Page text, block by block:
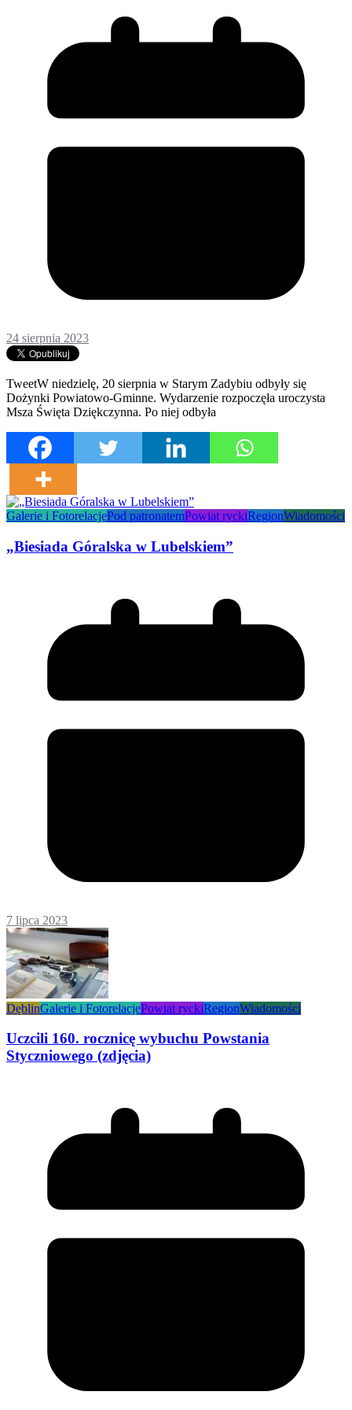
24 sierpnia 2023
TweetW niedzielę, 20 sierpnia w Starym Zadybiu odbyły się
Dożynki Powiatowo-Gminne. Wydarzenie rozpoczęła uroczysta
Msza Święta Dziękczynna. Po niej odbyła
Galerie i FotorelacjePod patronatemPowiat ryckiRegionWiadomości
„Biesiada Góralska w Lubelskiem”
7 lipca 2023
DęblinGalerie i FotorelacjePowiat ryckiRegionWiadomości
Uczcili 160. rocznicę wybuchu Powstania
Styczniowego (zdjęcia)